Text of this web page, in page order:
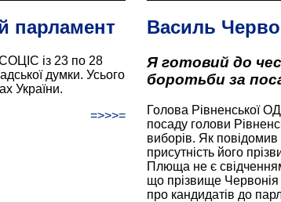
парламент
із 23 по 28
думки. Усього
України.
=>>>=
Василь
Я готовий до
боротьби за
Голова Рівненської
посаду голови
виборів. Як
присутність його
Плюща не є
що прізвище Червонія
про кандидатів до